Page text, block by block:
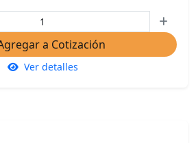
a Cotización
Ver detalles